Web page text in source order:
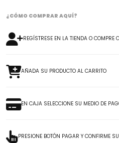
¿CÓMO COMPRAR AQUÍ?
REGÍSTRESE EN LA TIENDA O COMPRE
AÑADA SU PRODUCTO AL CARRITO
EN CAJA SELECCIONE SU MEDIO DE
PRESIONE BOTÓN PAGAR Y CONFIRME